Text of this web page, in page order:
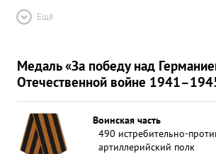
Ещё
Медаль «За победу над
Отечественной войне
Воинская часть
490 истребительно-
артиллерийский полк